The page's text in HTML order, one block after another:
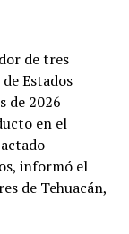
manifestado
al
afectar
identificado
Mauricio
de tres
Estados
de 2026
en el
informó el
de Tehuacán,